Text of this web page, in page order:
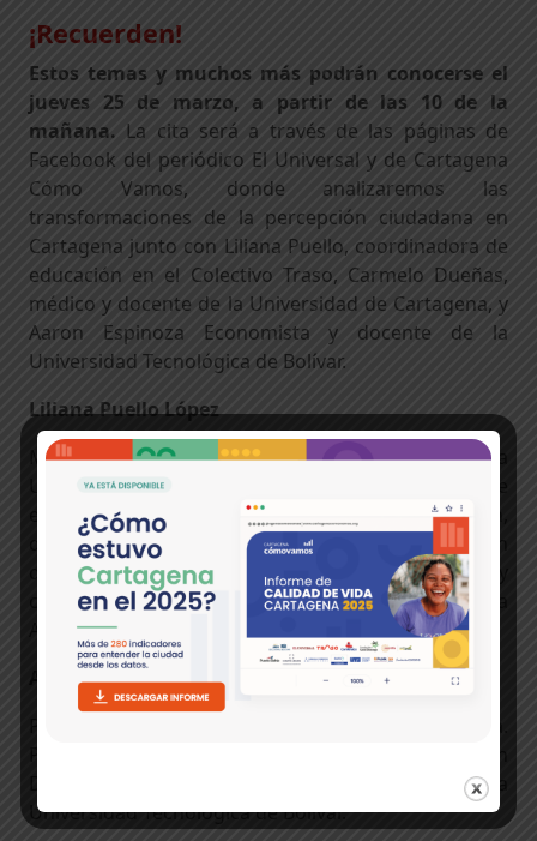
¡Recuerden!
Estos temas y muchos más podrán conocerse el
jueves 25 de marzo, a partir de las 10 de la
mañana. La cita será a través de las páginas de
Facebook del periódico El Universal y de Cartagena
Cómo Vamos, donde analizaremos las
transformaciones de la percepción ciudadana en
Cartagena junto con Liliana Puello, coordinadora de
educación en el Colectivo Traso, Carmelo Dueñas,
médico y docente de la Universidad de Cartagena, y
Aaron Espinoza Economista y docente de la
Universidad Tecnológica de Bolívar.
Liliana Puello López
Máster en Sistemas Integradosde Gestión de la
Universidad de la Rioja co
experienciaen el sector de la educación,
desempeñándose
además como Jefe de Planeación
de la Secretaría de Educación de Cartagena y
oordinadora regional del programa Todos a
Aprender.
Aarón Espinosa Espinosa
Desarrollo, Economía y Sostenibilidad (IDEEAS) de la
Universidad Tecnológica de Bolívar.